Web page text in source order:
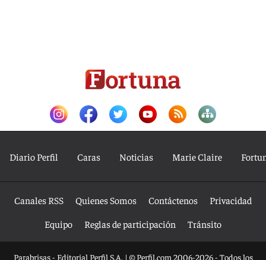
Diario Perfil Caras Noticias Marie Claire
Canales RSS Quienes Somos Contáctenos
Privacidad
Equipo
Reglas de participación Tránsito
Parabrisas - Editorial Perfil S.A. | © Perfil.com 2006-2026 - Todos los